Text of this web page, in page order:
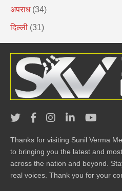
अपराध (34)
दिल्ली (31)
Thanks for visiting Sunil Verma
to bringing you the latest and
across the nation and beyond.
real voices. Thank you for your